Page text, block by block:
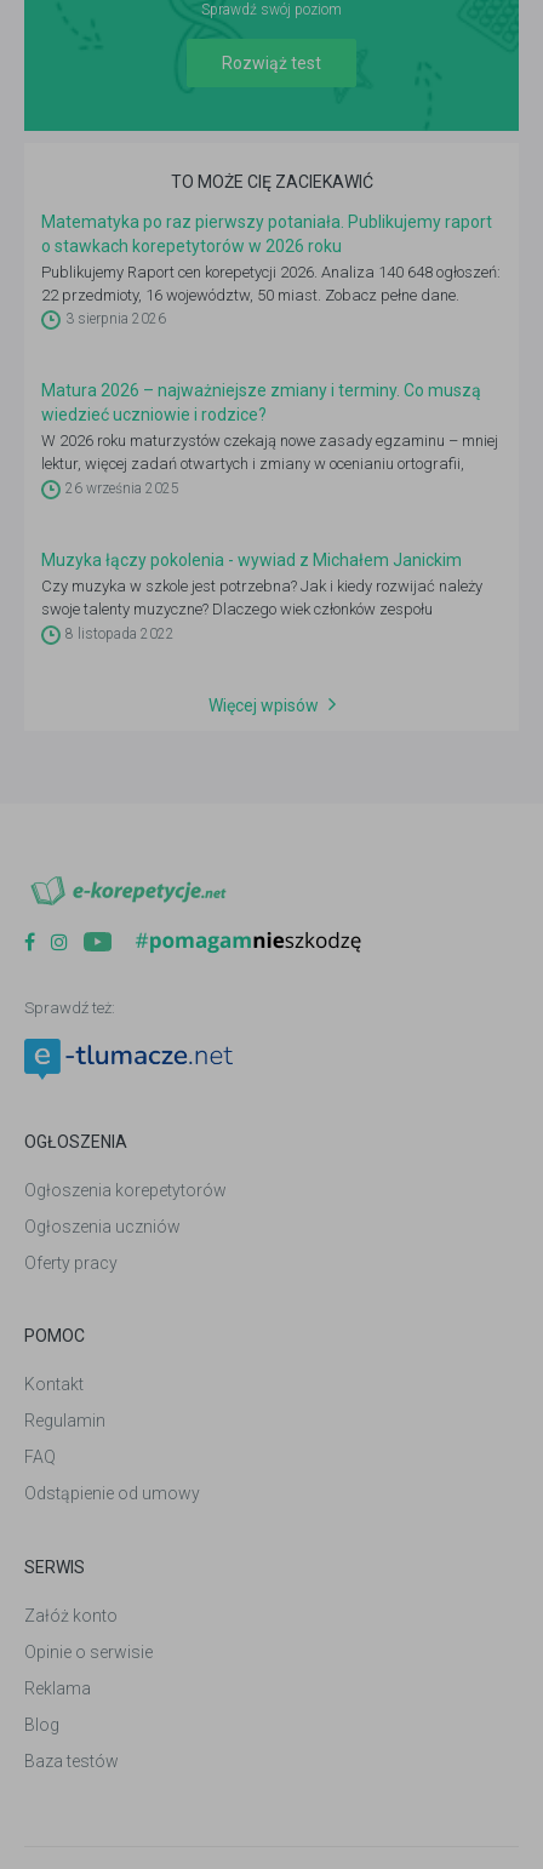
Sprawdź swój poziom
Rozwiąż test
TO MOŻE CIĘ ZACIEKAWIĆ
Matematyka po raz pierwszy potaniała. Publikujemy raport
o stawkach korepetytorów w 2026 roku
Publikujemy Raport cen korepetycji 2026. Analiza 140 648 ogłoszeń:
22 przedmioty, 16 województw, 50 miast. Zobacz pełne dane.
3 sierpnia 2026
Matura 2026 – najważniejsze zmiany i terminy. Co muszą
wiedzieć uczniowie i rodzice?
W 2026 roku maturzystów czekają nowe zasady egzaminu – mniej
lektur, więcej zadań otwartych i zmiany w ocenianiu ortografii,
dlatego warto już dziś sprawdzić, co się zmieni i jak dobrze się
26 września 2025
Muzyka łączy pokolenia - wywiad z Michałem Janickim
Czy muzyka w szkole jest potrzebna? Jak i kiedy rozwijać należy
swoje talenty muzyczne? Dlaczego wiek członków zespołu
muzycznego nie ma znaczenia? O pasji i miłości do muzyki, która
zespołu rockowego „Krew, Pot i Łzy”.
8 listopada 2022
Więcej wpisów
Sprawdź też:
OGŁOSZENIA
Ogłoszenia korepetytorów
Ogłoszenia uczniów
Oferty pracy
POMOC
Kontakt
Regulamin
FAQ
Odstąpienie od umowy
SERWIS
Załóż konto
Opinie o serwisie
Reklama
Blog
Baza testów